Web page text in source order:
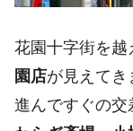
花園十字街を越
園店が見えてき
進んですぐの